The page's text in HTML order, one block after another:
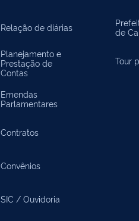
Relação de diárias
Planejamento e
Prestação de
Contas
Emendas
Parlamentares
Contratos
Convênios
SIC / Ouvidoria
de
Tour